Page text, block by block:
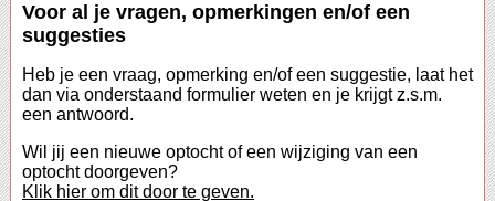
Voor al je vragen, opmerkingen en/of een
suggesties
Heb je een vraag, opmerking en/of een suggestie, laat het
dan via onderstaand formulier weten en je krijgt z.s.m.
een antwoord.
Wil jij een nieuwe optocht of een wijziging van een
optocht doorgeven?
Klik hier om dit door te geven.